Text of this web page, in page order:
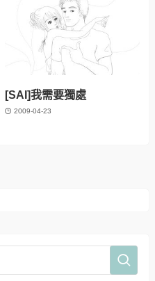
[SAI]我需要獨處
2009-04-23